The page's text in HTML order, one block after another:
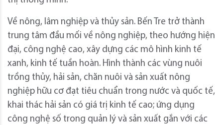
Về nông, lâm nghiệp và thủy sản. Bến Tre trở thành
trung tâm đầu mối về nông nghiệp, theo hướng hiện
đại, công nghệ cao, xây dựng các mô hình kinh tế
xanh, kinh tế tuần hoàn. Hình thành các vùng nuôi
trồng thủy, hải sản, chăn nuôi và sản xuất nông
nghiệp hữu cơ đạt tiêu chuẩn trong nước và quốc tế,
khai thác hải sản có giá trị kinh tế cao; ứng dụng
công nghệ số trong quản lý và sản xuất gắn với các